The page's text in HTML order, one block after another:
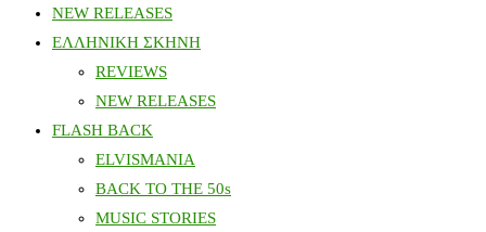
NEW RELEASES
ΕΛΛΗΝΙΚΗ ΣΚΗΝΗ
REVIEWS
NEW RELEASES
FLASH BACK
ELVISMANIA
BACK TO THE 50s
MUSIC STORIES